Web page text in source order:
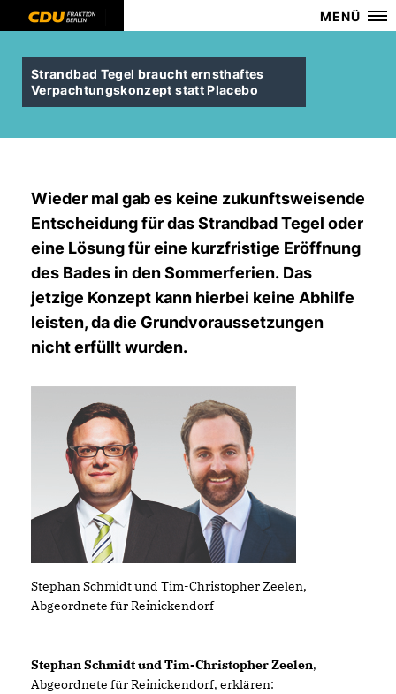
MENÜ
Strandbad Tegel braucht ernsthaftes
Verpachtungskonzept statt Placebo
Wieder mal gab es keine zukunftsweisende
Entscheidung für das Strandbad Tegel oder
eine Lösung für eine kurzfristige Eröffnung
des Bades in den Sommerferien. Das
jetzige Konzept kann hierbei keine Abhilfe
leisten, da die Grundvoraussetzungen
nicht erfüllt wurden.
Stephan Schmidt und Tim-Christopher Zeelen,
Abgeordnete für Reinickendorf
Stephan Schmidt und Tim-Christopher Zeelen,
Abgeordnete für Reinickendorf, erklären: